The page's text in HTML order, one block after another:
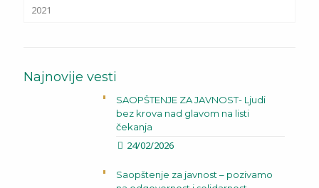
2021
Najnovije vesti
SAOPŠTENJE ZA JAVNOST- Ljudi
bez krova nad glavom na listi
čekanja
24/02/2026
Saopštenje za javnost – pozivamo